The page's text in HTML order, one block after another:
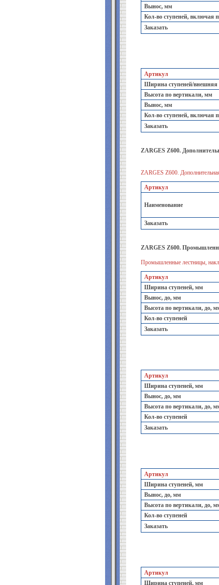
Вынос, мм
Кол-во ступеней, включая
Заказать
Артикул
Ширина ступеней/
Высота по вертикали, мм
Вынос, мм
Кол-во ступеней, включая
Заказать
ZARGES Z600.
ZARGES Z600.
Артикул
Наименование
Заказать
ZARGES Z600.
Промышленные лестницы,
Артикул
Ширина ступеней, мм
Вынос, до, мм
Высота по вертикали, до,
Кол-во ступеней
Заказать
Артикул
Ширина ступеней, мм
Вынос, до, мм
Высота по вертикали, до,
Кол-во ступеней
Заказать
Артикул
Ширина ступеней, мм
Вынос, до, мм
Высота по вертикали, до,
Кол-во ступеней
Заказать
Артикул
Ширина ступеней, мм